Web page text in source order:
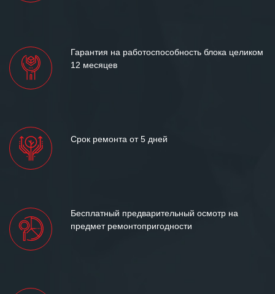
Гарантия на работоспособность блока целиком
12 месяцев
Срок ремонта от 5 дней
Бесплатный предварительный осмотр на
предмет ремонтопригодности